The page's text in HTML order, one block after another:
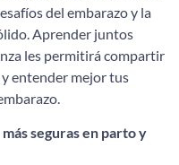
del embarazo y la
Aprender juntos
les permitirá compartir
entender mejor tus
seguras en parto y